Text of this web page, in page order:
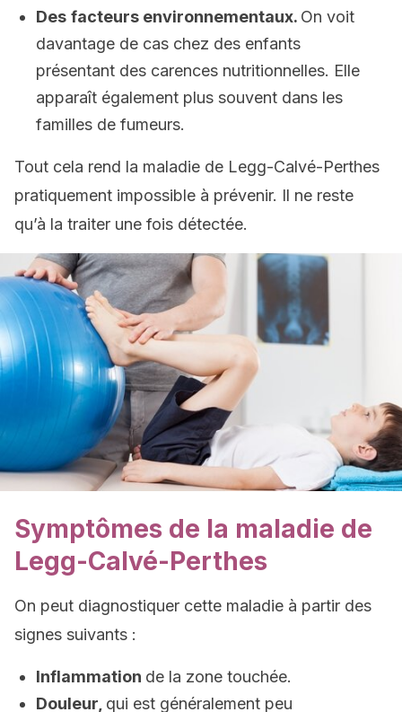
Des facteurs environnementaux. On voit
davantage de cas chez des enfants
présentant des carences nutritionnelles. Elle
apparaît également plus souvent dans les
familles de fumeurs.
Tout cela rend la maladie de Legg-Calvé-Perthes
pratiquement impossible à prévenir. Il ne reste
qu’à la traiter une fois détectée.
Symptômes de la maladie de
Legg-Calvé-Perthes
On peut diagnostiquer cette maladie à partir des
signes suivants :
Inflammation de la zone touchée.
Douleur, qui est généralement peu